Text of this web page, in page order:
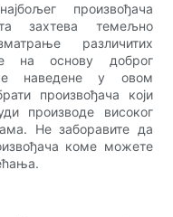
произвођача
захтева темељно
различитих
на основу доброг
наведене у овом
произвођача који
производе високог
Не заборавите да
коме можете